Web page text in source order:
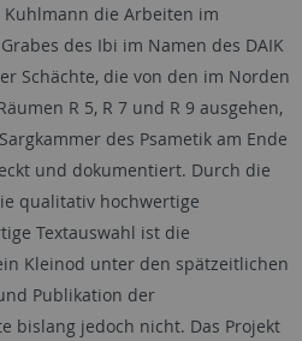
Kuhlmann die Arbeiten im
des Ibi im Namen des DAIK
Schächte, die von den im Norden
R 5, R 7 und R 9 ausgehen,
des Psametik am Ende
und dokumentiert. Durch die
qualitativ hochwertige
Textauswahl ist die
Kleinod unter den spätzeitlichen
Publikation der
bislang jedoch nicht. Das Projekt